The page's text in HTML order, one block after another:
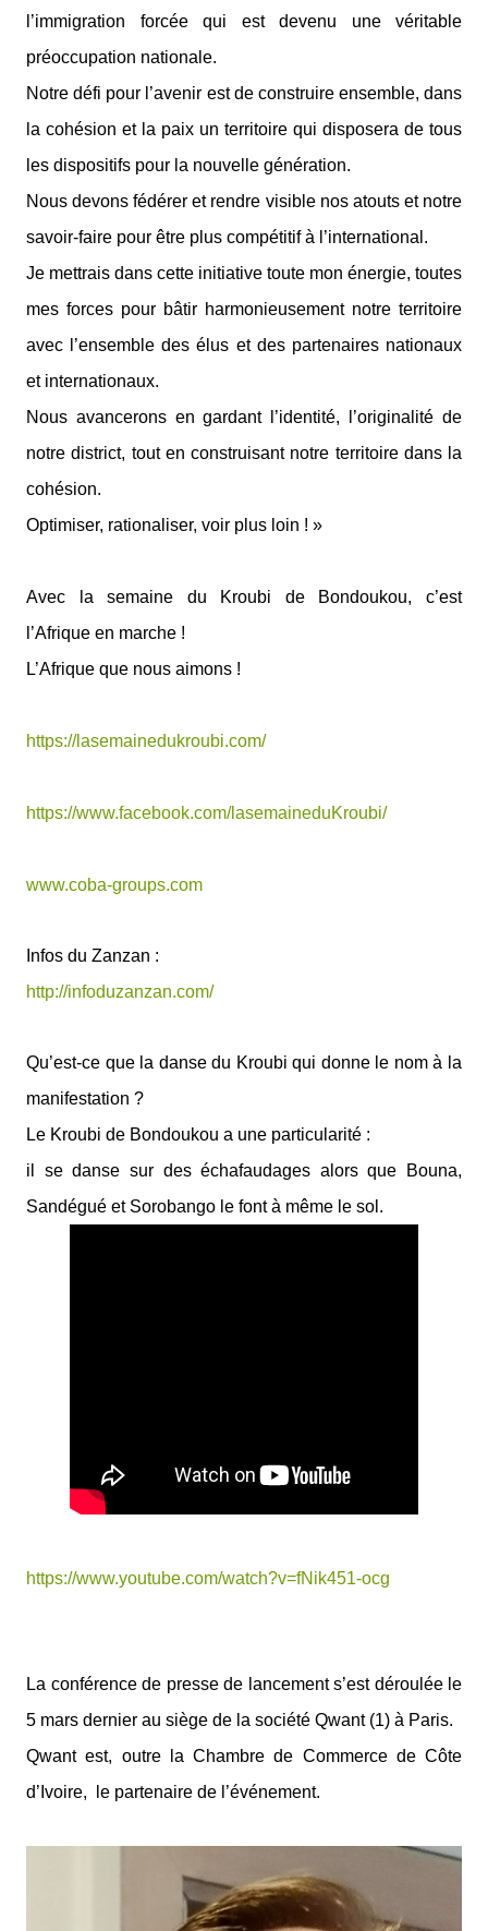
l’immigration forcée qui est devenu une véritable
préoccupation nationale.
Notre défi pour l’avenir est de construire ensemble, dans
la cohésion et la paix un territoire qui disposera de tous
les dispositifs pour la nouvelle génération.
Nous devons fédérer et rendre visible nos atouts et notre
savoir-faire pour être plus compétitif à l’international.
Je mettrais dans cette initiative toute mon énergie, toutes
mes forces pour bâtir harmonieusement notre territoire
avec l’ensemble des élus et des partenaires nationaux
et internationaux.
Nous avancerons en gardant l’identité, l’originalité de
notre district, tout en construisant notre territoire dans la
cohésion.
Optimiser, rationaliser, voir plus loin ! »
Avec la semaine du Kroubi de Bondoukou, c’est
l’Afrique en marche !
L’Afrique que nous aimons !
https://lasemainedukroubi.com/
https://www.facebook.com/lasemaineduKroubi/
www.coba-groups.com
Infos du Zanzan :
http://infoduzanzan.com/
Qu’est-ce que la danse du Kroubi qui donne le nom à la
manifestation ?
Le Kroubi de Bondoukou a une particularité :
il se danse sur des échafaudages alors que Bouna,
Sandégué et Sorobango le font à même le sol.
https://www.youtube.com/watch?v=fNik451-ocg
La conférence de presse de lancement s’est déroulée le
5 mars dernier au siège de la société Qwant (1) à Paris.
Qwant est, outre la Chambre de Commerce de Côte
d’Ivoire,
le partenaire de l’événement.